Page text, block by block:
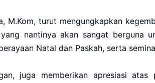
M.Kom, turut mengungkapkan
nantinya akan sangat berguna
Natal dan Paskah, serta
juga memberikan apresiasi atas